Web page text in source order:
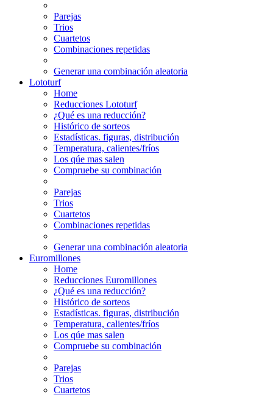
Parejas
Trios
Cuartetos
Combinaciones repetidas
Generar una combinación aleatoria
Lototurf
Home
Reducciones Lototurf
¿Qué es una reducción?
Histórico de sorteos
Estadísticas. figuras, distribución
Temperatura, calientes/fríos
Los qúe mas salen
Compruebe su combinación
Parejas
Trios
Cuartetos
Combinaciones repetidas
Generar una combinación aleatoria
Euromillones
Home
Reducciones Euromillones
¿Qué es una reducción?
Histórico de sorteos
Estadísticas. figuras, distribución
Temperatura, calientes/fríos
Los qúe mas salen
Compruebe su combinación
Parejas
Trios
Cuartetos